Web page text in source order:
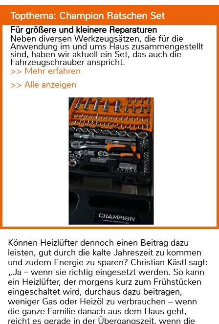
Topthema: Champion Ratschen Set
Für größere und kleinere Reparaturen
Neben diversen Werkzeugsätzen, die für die
Anwendung im und ums Haus zusammengestellt
sind, haben wir aktuell ein Set, das auch die
Fahrzeugschrauber anspricht.
>> Mehr erfahren
>> Alle anzeigen
Können Heizlüfter dennoch einen Beitrag dazu
leisten, gut durch die kalte Jahreszeit zu kommen
und zudem Energie zu sparen? Christian Kästl sagt:
„Ja – wenn sie richtig eingesetzt werden. So kann
ein Heizlüfter, der morgens kurz zum Frühstücken
eingeschaltet wird, durchaus dazu beitragen,
weniger Gas oder Heizöl zu verbrauchen – wenn
die ganze Familie danach aus dem Haus geht,
reicht es gerade in der Übergangszeit, wenn die